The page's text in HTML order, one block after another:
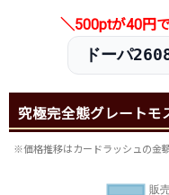
＼500ptが40円
ドーパ
究極完全態グレートモ
※価格推移はカードラッシュの金